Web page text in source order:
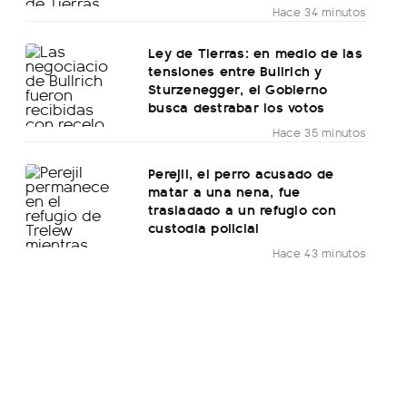
Hace 34 minutos
Ley de Tierras: en medio de las
tensiones entre Bullrich y
Sturzenegger, el Gobierno
busca destrabar los votos
Hace 35 minutos
Perejil, el perro acusado de
matar a una nena, fue
trasladado a un refugio con
custodia policial
Hace 43 minutos